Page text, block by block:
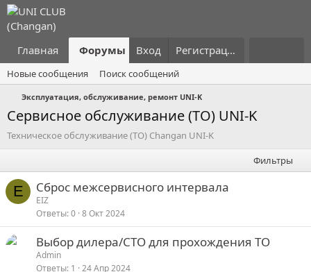
Главная Форумы Что нового?
Вход Регистрация
Новые сообщения Поиск сообщений
Эксплуатация, обслуживание, ремонт UNI-K
Сервисное обслуживание (ТО) UNI-K
Техническое обслуживание (ТО) Changan UNI-K
Фильтры
E Сброс межсервисного интервала
EIZ
Ответы 0 8 Окт 2024
Выбор дилера/СТО для прохождения ТО
Admin
Ответы 1 24 Апр 2024